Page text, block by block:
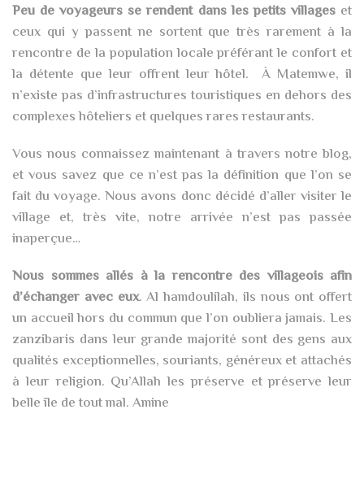
Peu de voyageurs se rendent dans les petits villageset
ceux qui y passent ne sortent que très rarement à la
rencontre de la population locale préférant le confort et
la détente que leur offrent leur hôtel. À Matemwe, il
n’existe pas d’infrastructures touristiques en dehors des
complexes hôteliers et quelques rares restaurants.
Vous nous connaissez maintenant à travers notre blog,
et vous savez que ce n’est pas la définition que l’on se
fait du voyage. Nous avons donc décidé d’aller visiter le
village et, très vite, notre arrivée n’est pas passée
inaperçue…
Nous sommes allés à la rencontre des villageois afin
d’échanger avec eux. Al hamdoulilah, ils nous ont offert
un accueil hors du commun que l’on oubliera jamais. Les
zanzibaris dans leur grande majorité sont des gens aux
qualités exceptionnelles, souriants, généreux et attachés
à leur religion. Qu’Allah les préserve et préserve leur
belle île de tout mal. Amine